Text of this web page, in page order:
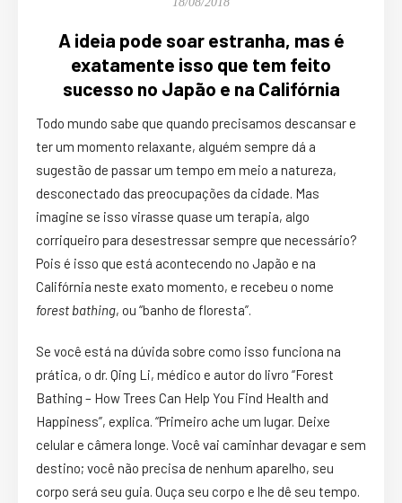
A ideia pode soar estranha, mas é
exatamente isso que tem feito
sucesso no Japão e na Califórnia
Todo mundo sabe que quando precisamos descansar e
ter um momento relaxante, alguém sempre dá a
sugestão de passar um tempo em meio a natureza,
desconectado das preocupações da cidade. Mas
imagine se isso virasse quase um terapia, algo
corriqueiro para desestressar sempre que necessário?
Pois é isso que está acontecendo no Japão e na
Califórnia neste exato momento, e recebeu o nome
forest bathing, ou “banho de floresta”.
Se você está na dúvida sobre como isso funciona na
prática, o dr. Qing Li, médico e autor do livro “Forest
Bathing – How Trees Can Help You Find Health and
Happiness”, explica. “Primeiro ache um lugar. Deixe
celular e câmera longe. Você vai caminhar devagar e sem
destino; você não precisa de nenhum aparelho, seu
corpo será seu guia. Ouça seu corpo e lhe dê seu tempo.